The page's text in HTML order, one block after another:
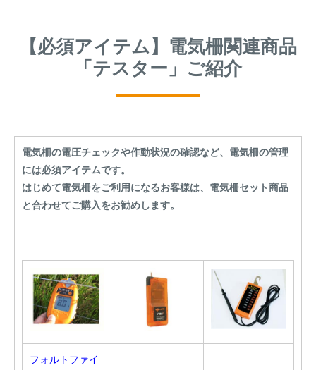
【必須アイテム】電気柵関連商品
「テスター」ご紹介
電気柵の電圧チェックや作動状況の確認など、電気柵の管理
には必須アイテムです。
はじめて電気柵をご利用になるお客様は、電気柵セット商品
と合わせてご購入をお勧めします。
フォルトファイ